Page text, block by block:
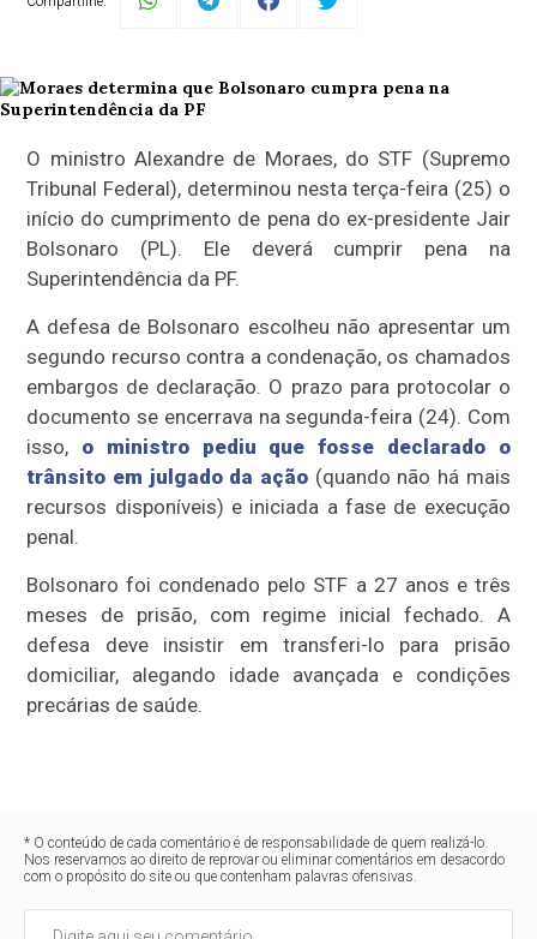
O ministro Alexandre de Moraes, do STF (Supremo
Tribunal Federal), determinou nesta terça-feira (25) o
início do cumprimento de pena do ex-presidente Jair
Bolsonaro (PL). Ele deverá cumprir pena na
Superintendência da PF.
A defesa de Bolsonaro escolheu não apresentar um
segundo recurso contra a condenação, os chamados
embargos de declaração. O prazo para protocolar o
documento se encerrava na segunda-feira (24). Com
isso, o ministro pediu que fosse declarado o
trânsito em julgado da ação (quando não há mais
recursos disponíveis) e iniciada a fase de execução
penal.
Bolsonaro foi condenado pelo STF a 27 anos e três
meses de prisão, com regime inicial fechado. A
defesa deve insistir em transferi-lo para prisão
domiciliar, alegando idade avançada e condições
precárias de saúde.
* O conteúdo de cada comentário é de responsabilidade de quem realizá-lo.
Nos reservamos ao direito de reprovar ou eliminar comentários em desacordo
com o propósito do site ou que contenham palavras ofensivas.